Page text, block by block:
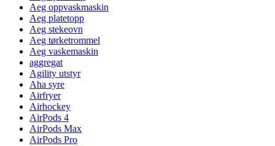
Aeg oppvaskmaskin
Aeg platetopp
Aeg stekeovn
Aeg tørketrommel
Aeg vaskemaskin
aggregat
Agility utstyr
Aha syre
Airfryer
Airhockey
AirPods 4
AirPods Max
AirPods Pro